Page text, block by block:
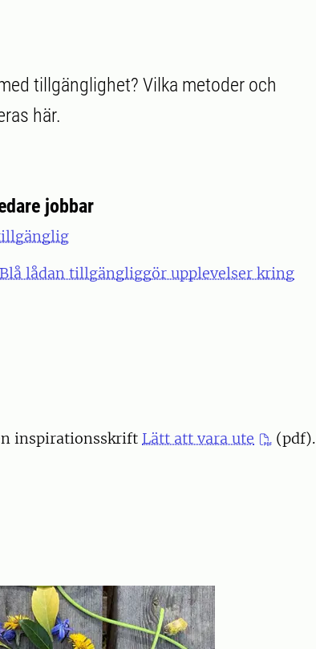
tillgänglighet? Vilka metoder och
här.
jobbar
lådan tillgängliggör upplevelser kring
inspirationsskrift Lätt att vara ute
(pdf).